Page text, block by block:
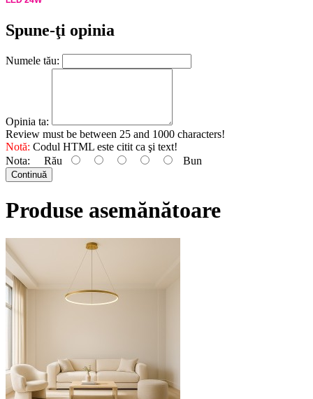
Spune-ţi opinia
Numele tău:
Opinia ta:
Review must be between 25 and 1000 characters!
Notă: Codul HTML este citit ca şi text!
Nota:
Rău Bun
Continuă
Produse asemănătoare